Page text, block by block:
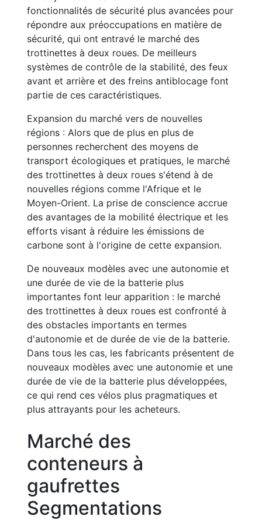
fonctionnalités de sécurité plus avancées pour
répondre aux préoccupations en matière de
sécurité, qui ont entravé le marché des
trottinettes à deux roues. De meilleurs
systèmes de contrôle de la stabilité, des feux
avant et arrière et des freins antiblocage font
partie de ces caractéristiques.
Expansion du marché vers de nouvelles
régions : Alors que de plus en plus de
personnes recherchent des moyens de
transport écologiques et pratiques, le marché
des trottinettes à deux roues s'étend à de
nouvelles régions comme l'Afrique et le
Moyen-Orient. La prise de conscience accrue
des avantages de la mobilité électrique et les
efforts visant à réduire les émissions de
carbone sont à l'origine de cette expansion.
De nouveaux modèles avec une autonomie et
une durée de vie de la batterie plus
importantes font leur apparition : le marché
des trottinettes à deux roues est confronté à
des obstacles importants en termes
d'autonomie et de durée de vie de la batterie.
Dans tous les cas, les fabricants présentent de
nouveaux modèles avec une autonomie et une
durée de vie de la batterie plus développées,
ce qui rend ces vélos plus pragmatiques et
plus attrayants pour les acheteurs.
Marché des
conteneurs à
gaufrettes
Segmentations